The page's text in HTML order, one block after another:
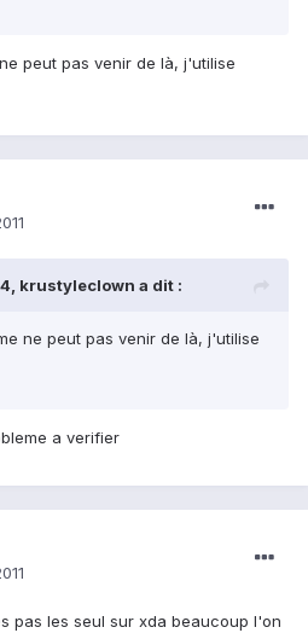
peut pas venir de là, j'utilise
krustyleclown a dit :
ne peut pas venir de là, j'utilise
a verifier
pas les seul sur xda beaucoup l'on